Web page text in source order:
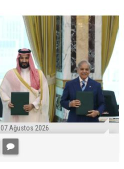
07 Ağustos 2026